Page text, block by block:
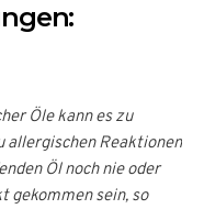
Öle kann es zu
Reaktionen
Öl noch nie oder
gekommen sein, so